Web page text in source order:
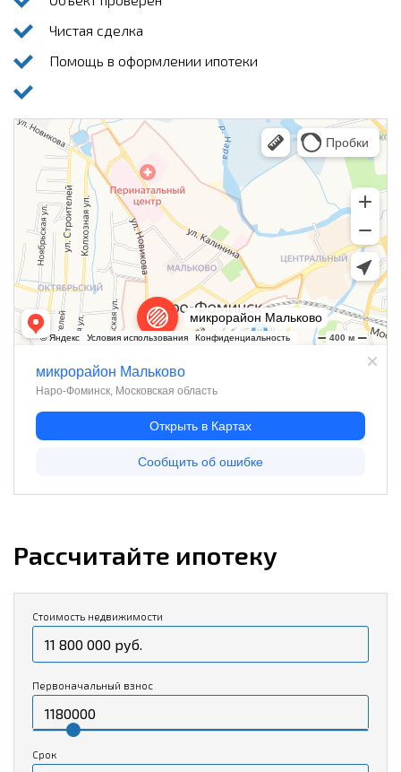
Чистая сделка
Помощь в оформлении ипотеки
Рассчитайте ипотеку
Стоимость недвижимости
Первоначальный взнос
Срок